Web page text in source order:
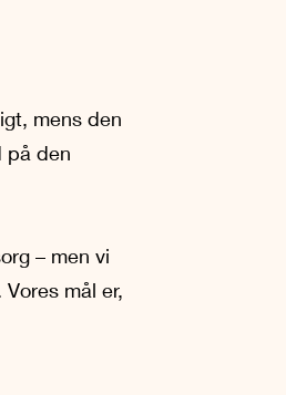
mens den
på den
– men vi
mål er,